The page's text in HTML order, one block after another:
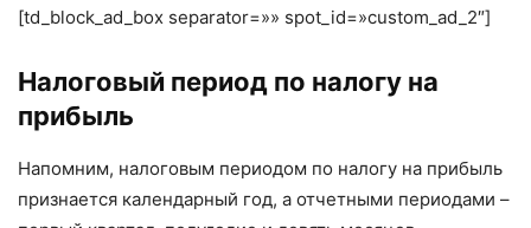
[td_block_ad_box separator=»» spot_id=»custom_ad_2″]
Налоговый период по налогу на
прибыль
Напомним, налоговым периодом по налогу на прибыль
признается календарный год, а отчетными периодами –